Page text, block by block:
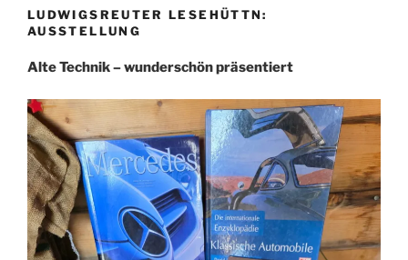
LUDWIGSREUTER LESEHÜTTN:
AUSSTELLUNG
Alte Technik – wunderschön präsentiert